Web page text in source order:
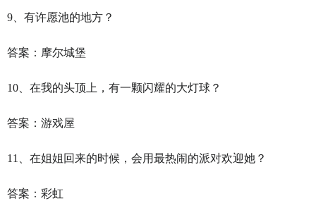
9、有许愿池的地方？
答案：摩尔城堡
10、在我的头顶上，有一颗闪耀的大灯球？
答案：游戏屋
11、在姐姐回来的时候，会用最热闹的派对欢迎她？
答案：彩虹